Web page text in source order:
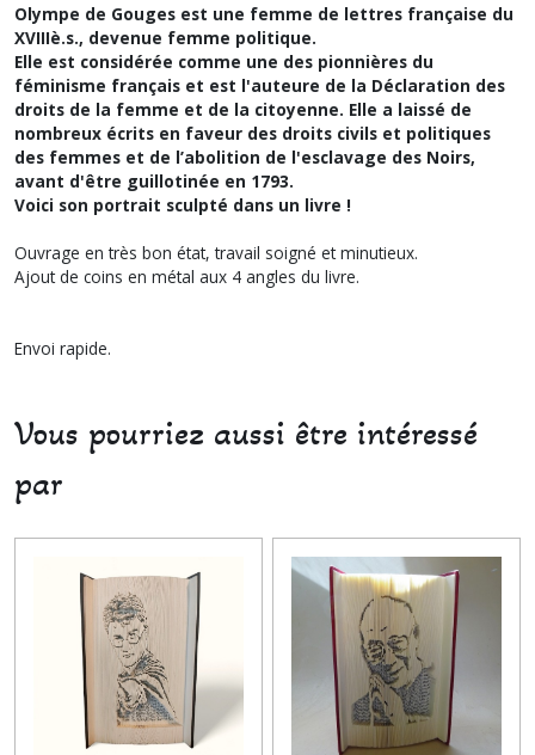
Olympe de Gouges est une femme de lettres française du
XVIIIè.s., devenue femme politique.
Elle est considérée comme une des pionnières du
féminisme français et est l'auteure de la Déclaration des
droits de la femme et de la citoyenne. Elle a laissé de
nombreux écrits en faveur des droits civils et politiques
des femmes et de l’abolition de l'esclavage des Noirs,
avant d'être guillotinée en 1793.
Voici son portrait sculpté dans un livre !
Ouvrage en très bon état, travail soigné et minutieux.
Ajout de coins en métal aux 4 angles du livre.
Envoi rapide.
Vous pourriez aussi être intéressé
par